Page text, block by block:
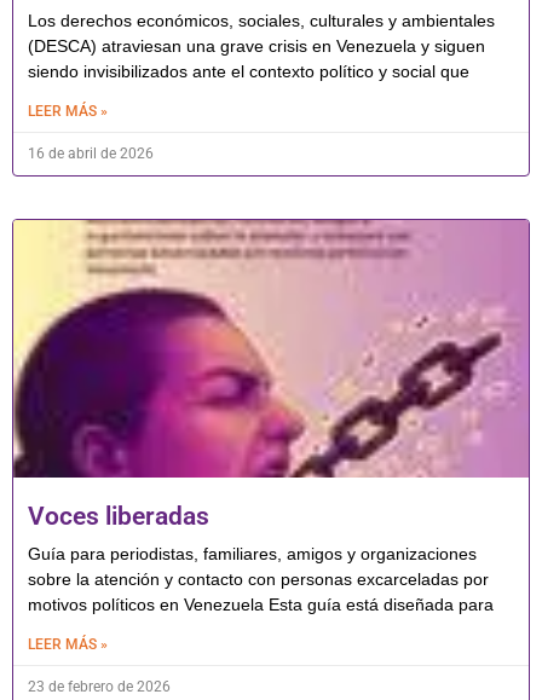
Los derechos económicos, sociales, culturales y ambientales
(DESCA) atraviesan una grave crisis en Venezuela y siguen
siendo invisibilizados ante el contexto político y social que
LEER MÁS »
16 de abril de 2026
Voces liberadas
Guía para periodistas, familiares, amigos y organizaciones
sobre la atención y contacto con personas excarceladas por
motivos políticos en Venezuela Esta guía está diseñada para
LEER MÁS »
23 de febrero de 2026